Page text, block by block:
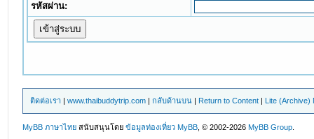
รหัสผ่าน:
ติดต่อเรา |www.thaibuddytrip.com |กลับด้านบน | Return to Content | Lite (Archive)
MyBB ภาษาไทย สนับสนุนโดยข้อมูลท่องเที่ยว MyBB , © 2002-2026MyBB Group